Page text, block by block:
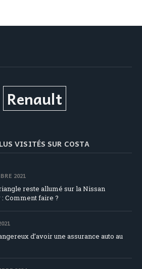
Renault
VISITÉS SUR COSTA
2021
reste allumé sur la Nissan
Comment faire ?
d’avoir une assurance auto au